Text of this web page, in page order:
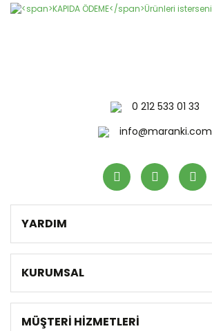
0 212 533 01 33
info@maranki.com
YARDIM
KURUMSAL
MÜŞTERİ HİZMETLERİ